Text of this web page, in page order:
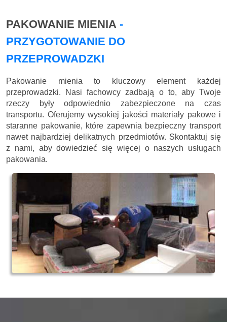
PAKOWANIE MIENIA -
PRZYGOTOWANIE DO
PRZEPROWADZKI
Pakowanie mienia to kluczowy element każdej
przeprowadzki. Nasi fachowcy zadbają o to, aby Twoje
rzeczy były odpowiednio zabezpieczone na czas
transportu. Oferujemy wysokiej jakości materiały pakowe i
staranne pakowanie, które zapewnia bezpieczny transport
nawet najbardziej delikatnych przedmiotów. Skontaktuj się
z nami, aby dowiedzieć się więcej o naszych usługach
pakowania.